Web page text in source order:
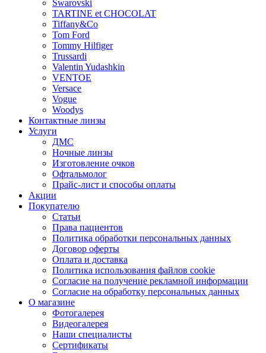
Swarovski
TARTINE et CHOCOLAT
Tiffany&Co
Tom Ford
Tommy Hilfiger
Trussardi
Valentin Yudashkin
VENTOE
Versace
Vogue
Woodys
Контактные линзы
Услуги
ДМС
Ночные линзы
Изготовление очков
Офтальмолог
Прайс-лист и способы оплаты
Акции
Покупателю
Статьи
Права пациентов
Политика обработки персональных данных
Договор оферты
Оплата и доставка
Политика использования файлов cookie
Согласие на получение рекламной информации
Согласие на обработку персональных данных
О магазине
Фотогалерея
Видеогалерея
Наши специалисты
Сертификаты